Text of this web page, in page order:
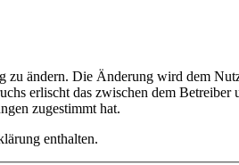
zu ändern. Die Änderung wird dem
erlischt das zwischen dem
zugestimmt hat.
enthalten.